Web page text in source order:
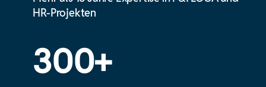
HR-Projekten
300+